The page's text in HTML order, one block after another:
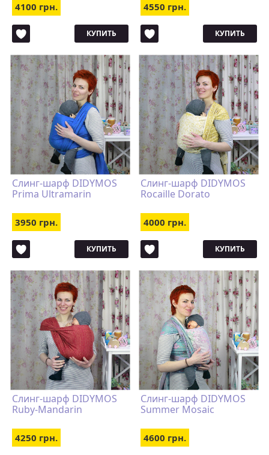
4100 грн.
КУПИТЬ
4550 грн.
КУПИТЬ
Слинг-шарф DIDYMOS
Prima Ultramarin
3950 грн.
КУПИТЬ
Слинг-шарф DIDYMOS
Rocaille Dorato
4000 грн.
КУПИТЬ
Слинг-шарф DIDYMOS
Ruby-Mandarin
4250 грн.
Слинг-шарф DIDYMOS
Summer Mosaic
4600 грн.